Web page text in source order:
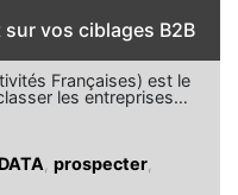
sur vos ciblages B2B
Françaises) est le
les entreprises…
prospecter